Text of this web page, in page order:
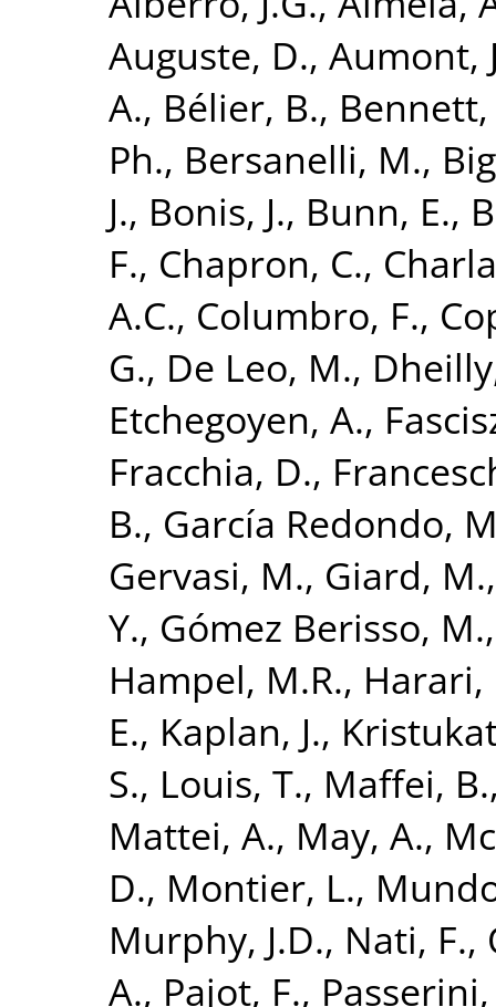
Auguste, D., Aumont,
A., Bélier, B.,
Ph., Bersanelli, M.,
J., Bonis, J., Bunn, E.,
F., Chapron, C.,
A.C., Columbro, F.,
G., De Leo, M.,
Etchegoyen, A.,
Fracchia, D.,
B., García Redondo,
Gervasi, M., Giard, M.
Y., Gómez Berisso, M.
Hampel, M.R., Harari,
E., Kaplan, J.,
S., Louis, T., Maffei, B.
Mattei, A., May, A.,
D., Montier, L.,
Murphy, J.D., Nati, F.,
A., Pajot, F.,